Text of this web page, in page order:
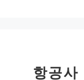
항공사